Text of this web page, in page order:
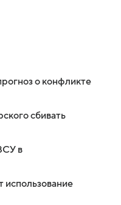
о конфликте
сбивать
в
использование